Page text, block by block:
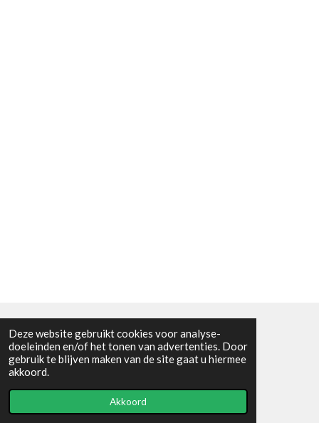
Deze website gebruikt cookies voor analyse-
doeleinden en/of het tonen van advertenties. Door
gebruik te blijven maken van de site gaat u hiermee
akkoord.
Akkoord
Algemene voorwaarden
© 2021 - RC en mineralenshop Het vlinderpad